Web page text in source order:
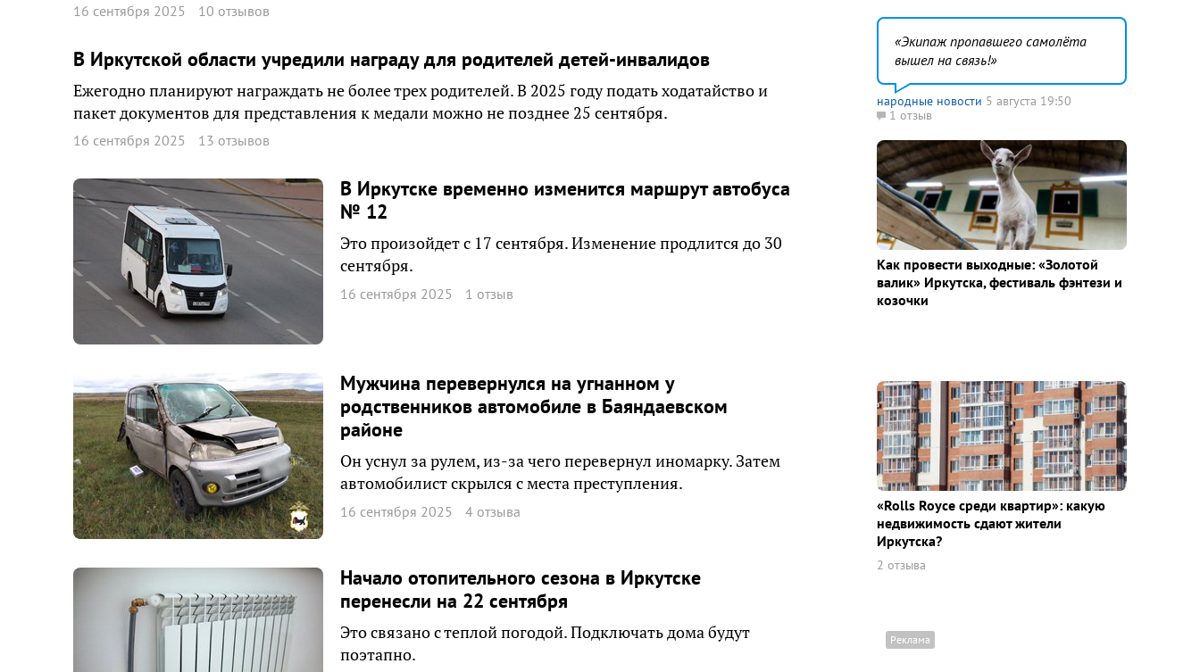
16 сентября 2025 10 отзывов
В Иркутской области учредили награду для родителей детей-инвалидов
Ежегодно планируют награждать не более трех родителей. В 2025 году подать ходатайство и
пакет документов для представления к медали можно не позднее 25 сентября.
16 сентября 2025 13 отзывов
В Иркутске временно изменится маршрут автобуса
№ 12
Это произойдет с 17 сентября. Изменение продлится до 30
сентября.
16 сентября 2025 1 отзыв
Мужчина перевернулся на угнанном у
родственников автомобиле в Баяндаевском
районе
Он уснул за рулем, из-за чего перевернул иномарку. Затем
автомобилист скрылся с места преступления.
16 сентября 2025 4 отзыва
Начало отопительного сезона в Иркутске
перенесли на 22 сентября
Это связано с теплой погодой. Подключать дома будут
поэтапно.
Экипаж пропавшего самолёта
вышел на связь!
народные новости 5 августа 19:50
1 отзыв
Как провести выходные: «Золотой
валик» Иркутска, фестиваль фэнтези и
козочки
«Rolls Royce среди квaртир»: какую
недвижимость сдают жители
Иркутска?
2 отзыва